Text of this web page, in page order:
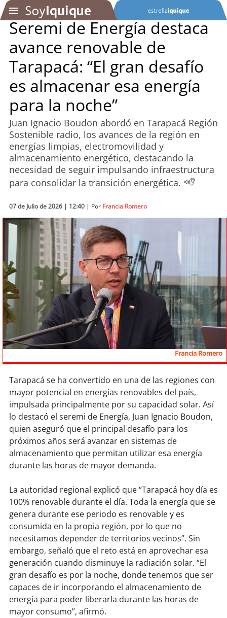
Podcast
Actualidad
Entretención
Economía
Deportes
Tecnología
Sostenibilidad
chile
soyarica
soyiquique
soycalama
soycopiapó
soyvalparaíso
soyquillota
soysanantonio
soysancarlos
soytalcahuano
soyconcepción
soycoronel
soy arauco
Seremi de Energía destaca
avance renovable de
Tarapacá: “El gran desafío
es almacenar esa energía
para la noche”
Juan Ignacio Boudon abordó en Tarapacá Región
Sostenible radio, los avances de la región en
energías limpias, electromovilidad y
almacenamiento energético, destacando la
necesidad de seguir impulsando infraestructura
para consolidar la transición energética.
07 de Julio de 2026 | 12:40 | Por Francia Romero
Francia Romero
Tarapacá se ha convertido en una de las regiones con
mayor potencial en energías renovables del país,
impulsada principalmente por su capacidad solar. Así
lo destacó el seremi de Energía, Juan Ignacio Boudon,
quien aseguró que el principal desafío para los
próximos años será avanzar en sistemas de
almacenamiento que permitan utilizar esa energía
durante las horas de mayor demanda.
La autoridad regional explicó que “Tarapacá hoy día es
100% renovable durante el día. Toda la energía que se
genera durante ese periodo es renovable y es
consumida en la propia región, por lo que no
necesitamos depender de territorios vecinos”. Sin
embargo, señaló que el reto está en aprovechar esa
generación cuando disminuye la radiación solar. “El
gran desafío es por la noche, donde tenemos que ser
capaces de ir incorporando el almacenamiento de
energía para poder liberarla durante las horas de
mayor consumo”, afirmó.